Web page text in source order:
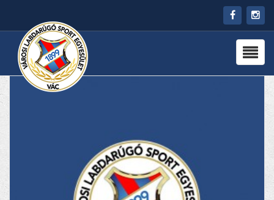
HÍREK
RÓLUNK
CSAPATOK